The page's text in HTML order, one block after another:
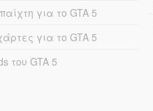
για το GTA 5
για το GTA 5
του GTA 5